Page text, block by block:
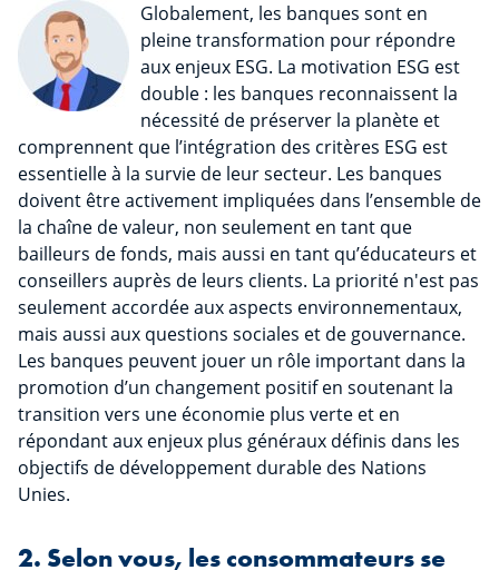
Globalement, les banques sont en
pleine transformation pour répondre
aux enjeux ESG. La motivation ESG est
double : les banques reconnaissent la
nécessité de préserver la planète et
comprennent que l’intégration des critères ESG est
essentielle à la survie de leur secteur. Les banques
doivent être activement impliquées dans l’ensemble de
la chaîne de valeur, non seulement en tant que
bailleurs de fonds, mais aussi en tant qu’éducateurs et
conseillers auprès de leurs clients. La priorité n'est pas
seulement accordée aux aspects environnementaux,
mais aussi aux questions sociales et de gouvernance.
Les banques peuvent jouer un rôle important dans la
promotion d’un changement positif en soutenant la
transition vers une économie plus verte et en
répondant aux enjeux plus généraux définis dans les
objectifs de développement durable des Nations
Unies.
2. Selon vous, les consommateurs se